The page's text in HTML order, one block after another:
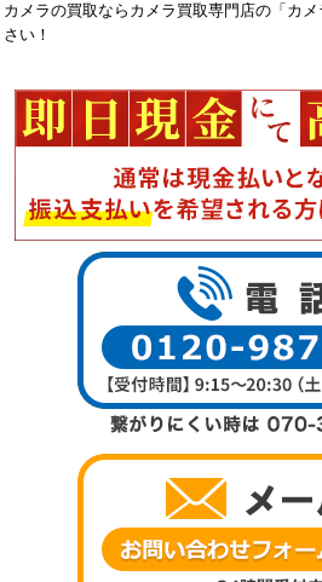
カメラの買取ならカメラ買取専門店の「カ
さい！